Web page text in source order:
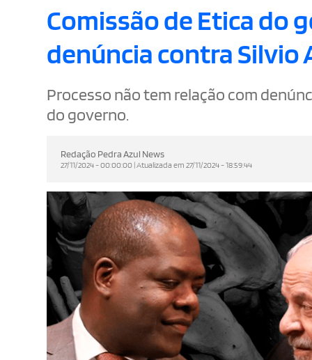
Comissão de Etica do
denúncia contra Silvio
Processo não tem relação com
do governo.
Redação Pedra Azul News
27/11/2024 - 00:00:00 | Atualizada em 27/11/2024 - 18:59:44